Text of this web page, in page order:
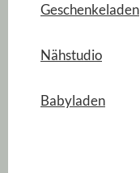
Geschenkeladen
Nähstudio
Babyladen